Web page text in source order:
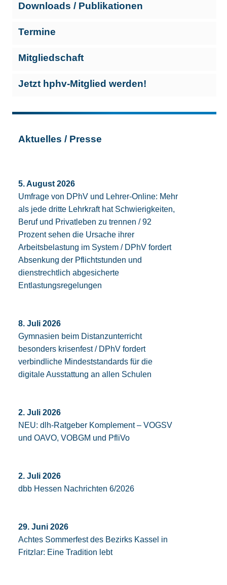
Downloads / Publikationen
Termine
Mitgliedschaft
Jetzt hphv-Mitglied werden!
Aktuelles / Presse
5. August 2026
Umfrage von DPhV und Lehrer-Online: Mehr
als jede dritte Lehrkraft hat Schwierigkeiten,
Beruf und Privatleben zu trennen / 92
Prozent sehen die Ursache ihrer
Arbeitsbelastung im System / DPhV fordert
Absenkung der Pflichtstunden und
dienstrechtlich abgesicherte
Entlastungsregelungen
8. Juli 2026
Gymnasien beim Distanzunterricht
besonders krisenfest / DPhV fordert
verbindliche Mindeststandards für die
digitale Ausstattung an allen Schulen
2. Juli 2026
NEU: dlh-Ratgeber Komplement – VOGSV
und OAVO, VOBGM und PfliVo
2. Juli 2026
dbb Hessen Nachrichten 6/2026
29. Juni 2026
Achtes Sommerfest des Bezirks Kassel in
Fritzlar: Eine Tradition lebt